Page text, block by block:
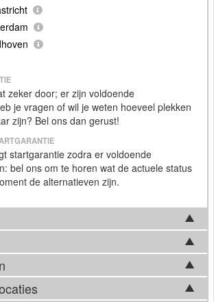
zeker door; er zijn voldoende
je vragen of wil je weten hoeveel plekken
zijn? Bel ons dan gerust!
startgarantie zodra er voldoende
bel ons om te horen wat de actuele status
de alternatieven zijn.
met een lange geschiedenis. Inmiddels is
geëvolueerd tot een tool van formaat.